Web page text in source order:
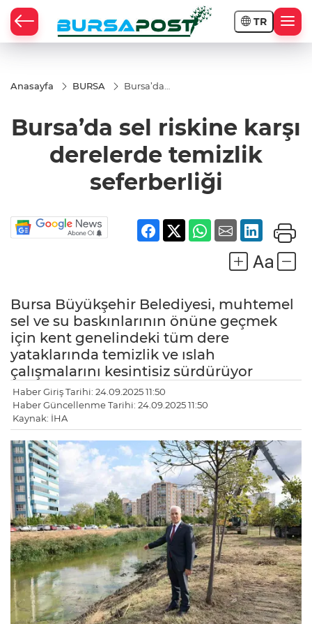
TR
Anasayfa BURSA
Bursa’da
derelerde
temizlik
Bursa’da sel riskine karşı
derelerde temizlik
seferberliği
Bursa Büyükşehir Belediyesi, muhtemel
sel ve su baskınlarının önüne geçmek
için kent genelindeki tüm dere
yataklarında temizlik ve ıslah
çalışmalarını kesintisiz sürdürüyor
Haber Giriş Tarihi: 24.09.2025 11:50
Haber Güncellenme Tarihi: 24.09.2025 11:50
Kaynak: İHA